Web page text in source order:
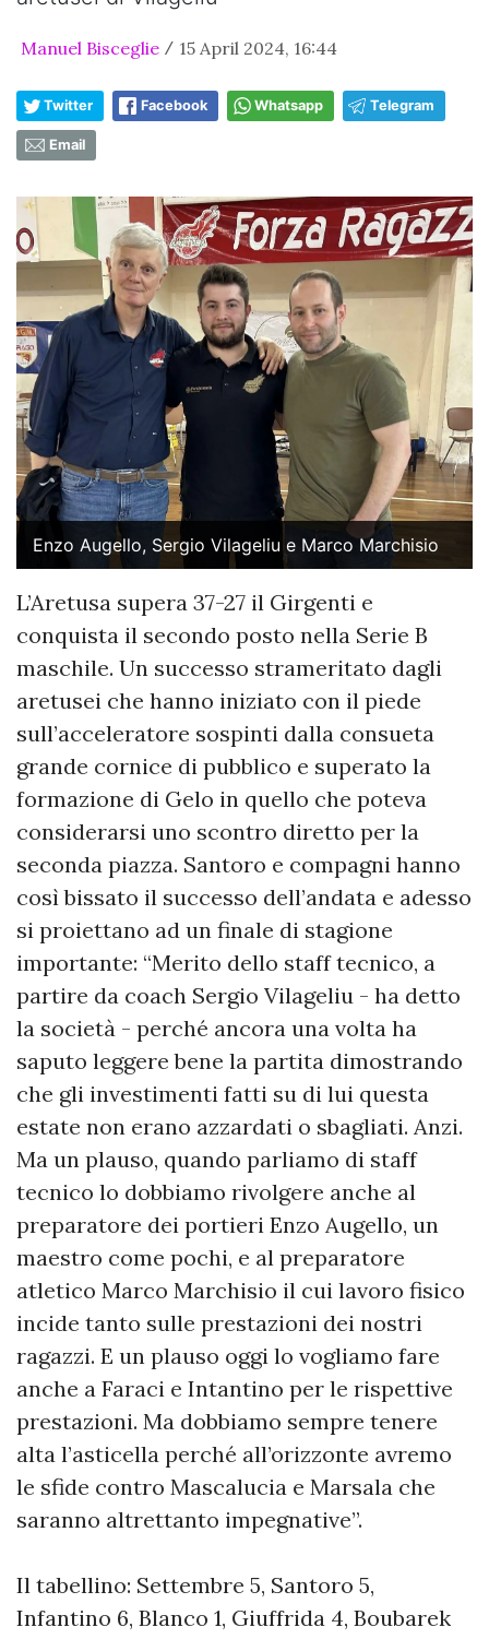
Manuel Bisceglie / 15 April 2024, 16:44
Twitter Facebook Whatsapp Telegram
Email
Enzo Augello, Sergio Vilageliu e Marco Marchisio
L’Aretusa supera 37-27 il Girgenti e
conquista il secondo posto nella Serie B
maschile. Un successo strameritato dagli
aretusei che hanno iniziato con il piede
sull’acceleratore sospinti dalla consueta
grande cornice di pubblico e superato la
formazione di Gelo in quello che poteva
considerarsi uno scontro diretto per la
seconda piazza. Santoro e compagni hanno
così bissato il successo dell’andata e adesso
si proiettano ad un finale di stagione
importante: “Merito dello staff tecnico, a
partire da coach Sergio Vilageliu - ha detto
la società - perché ancora una volta ha
saputo leggere bene la partita dimostrando
che gli investimenti fatti su di lui questa
estate non erano azzardati o sbagliati. Anzi.
Ma un plauso, quando parliamo di staff
tecnico lo dobbiamo rivolgere anche al
preparatore dei portieri Enzo Augello, un
maestro come pochi, e al preparatore
atletico Marco Marchisio il cui lavoro fisico
incide tanto sulle prestazioni dei nostri
ragazzi. E un plauso oggi lo vogliamo fare
anche a Faraci e Intantino per le rispettive
prestazioni. Ma dobbiamo sempre tenere
alta l’asticella perché all’orizzonte avremo
le sfide contro Mascalucia e Marsala che
saranno altrettanto impegnative”.
Il tabellino: Settembre 5, Santoro 5,
Infantino 6, Blanco 1, Giuffrida 4, Boubarek